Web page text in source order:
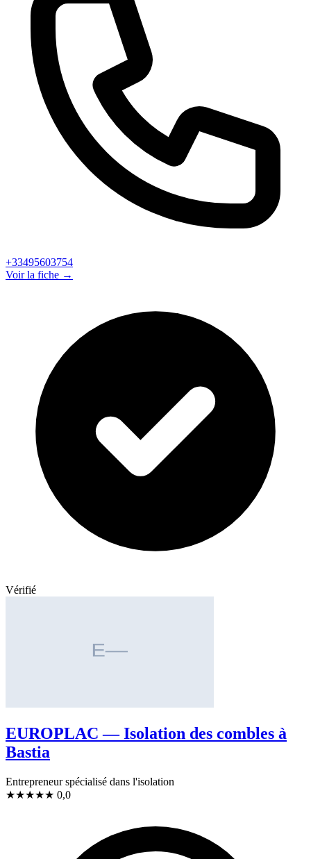
+33495603754
Voir la fiche →
Vérifié
EUROPLAC — Isolation des combles à
Bastia
Entrepreneur spécialisé dans l'isolation
★★★★★ 0,0